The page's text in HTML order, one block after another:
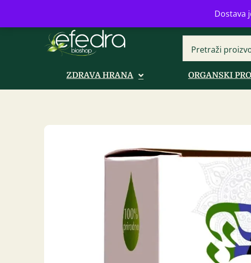
Dostava
Bulevar Mihajla Pupina 16b, Novi Beograd
ZDRAVA HRANA ORGANSKI